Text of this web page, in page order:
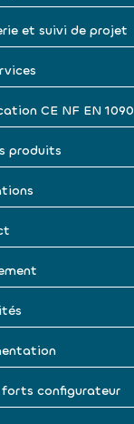
et suivi de projet
CE NF EN 1090
produits
configurateur